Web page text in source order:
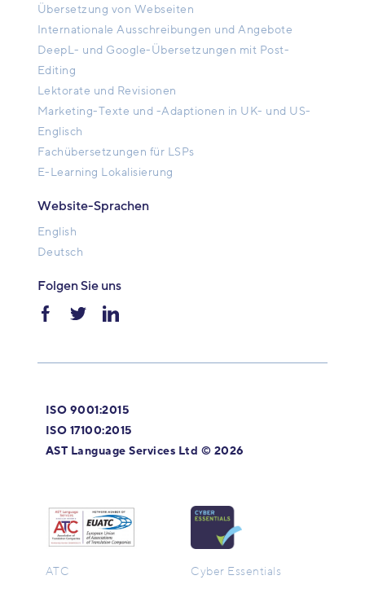
Übersetzung von Webseiten
Internationale Ausschreibungen und Angebote
DeepL- und Google-Übersetzungen mit Post-
Editing
Lektorate und Revisionen
Marketing-Texte und -Adaptionen in UK- und US-
Englisch
Fachübersetzungen für LSPs
E-Learning Lokalisierung
Website-Sprachen
English
Deutsch
Folgen Sie uns
ISO 9001:2015
ISO 17100:2015
AST Language Services Ltd © 2026
ATC Cyber Essentials